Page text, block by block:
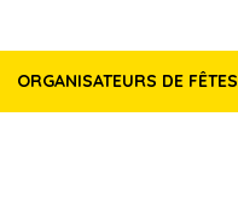
ORGANISATEURS DE FÊTES